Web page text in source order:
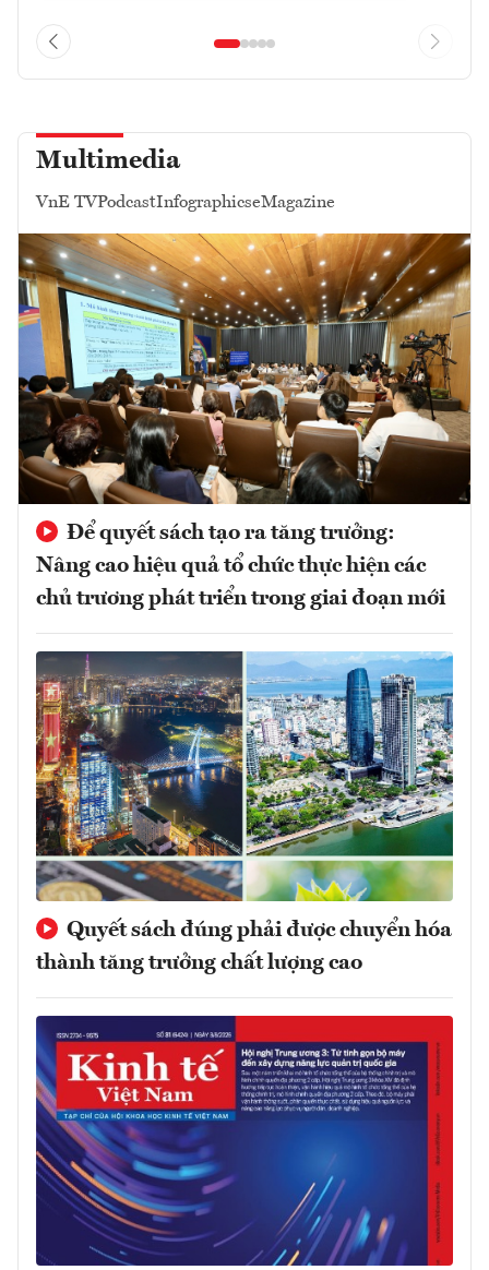
Multimedia
VnE TVPodcastInfographicseMagazine
Để quyết sách tạo ra tăng trưởng:
Nâng cao hiệu quả tổ chức thực hiện các
chủ trương phát triển trong giai đoạn mới
Quyết sách đúng phải được chuyển hóa
thành tăng trưởng chất lượng cao